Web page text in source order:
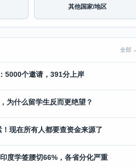
其他国家/地区
全部
5000个邀请，391分上岸
为什么留学生反而更绝望？
现在所有人都要查资金来源了
度学签腰切66%，各省分化严重